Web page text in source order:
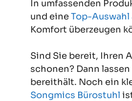
In umfassenden
und eineTop-Auswahl
Komfort überzeugen
Sind Sie bereit, Ihren
schonen? Dann
bereithält. Noch ein
Songmics Bürostuhl